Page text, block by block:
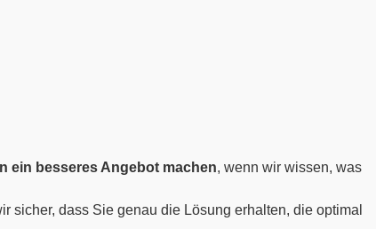
ein besseres Angebot machen, wenn wir wissen, was
sicher, dass Sie genau die Lösung erhalten, die optimal